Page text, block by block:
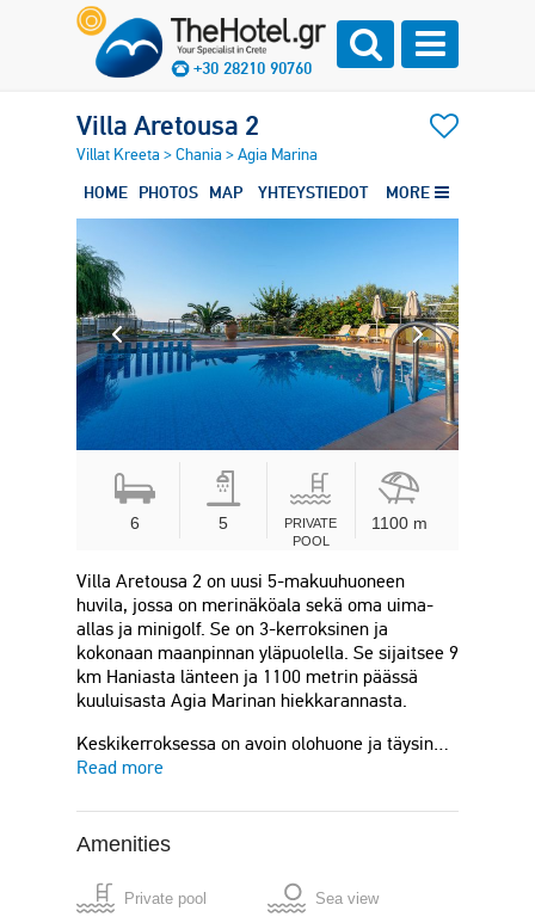
+30 28210 90760
Villa Aretousa 2
Villat Kreeta >Chania >Agia Marina
HOME PHOTOS MAP YHTEYSTIEDOT MORE
6 5
PRIVATE
POOL
1100 m
Villa Aretousa 2 on uusi 5-makuuhuoneen
huvila, jossa on merinäköala sekä oma uima-
allas ja minigolf. Se on 3-kerroksinen ja
kokonaan maanpinnan yläpuolella. Se sijaitsee 9
km Haniasta länteen ja 1100 metrin päässä
kuuluisasta Agia Marinan hiekkarannasta.
Keskikerroksessa on avoin olohuone ja täysin…
Read more
Amenities
Private pool Sea view